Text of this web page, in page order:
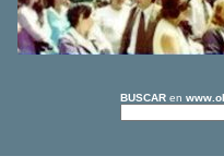
BUSCAR en